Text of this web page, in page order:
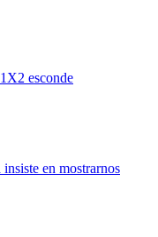
esconde
en mostrarnos